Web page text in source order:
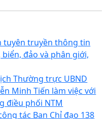
tuyên truyền thông tin
đảo và phân giới,
Thường trực UBND
Minh Tiến làm việc với
điều phối NTM
tác Ban Chỉ đạo 138